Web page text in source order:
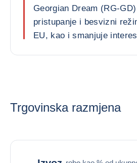
Georgian Dream (RG-
pristupanje i besvizni
EU, kao i smanjuje
Trgovinska razmjena